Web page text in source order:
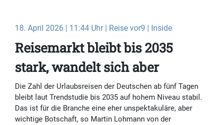
18. April 2026 | 11:44 Uhr | Reise vor9 | Inside
Reisemarkt bleibt bis 2035
stark, wandelt sich aber
Die Zahl der Urlaubsreisen der Deutschen ab fünf Tagen
bleibt laut Trendstudie bis 2035 auf hohem Niveau stabil.
Das ist für die Branche eine eher unspektakuläre, aber
wichtige Botschaft, so Martin Lohmann von der